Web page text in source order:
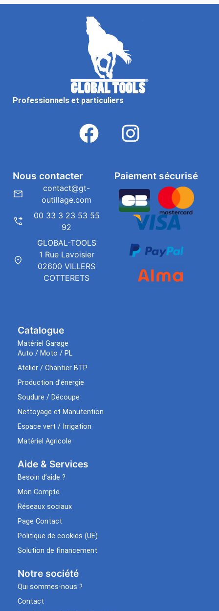
Professionnels et particuliers
Catalogue
Matériel Garage
Auto / Moto / PL
Atelier / Chantier BTP
Production d’énergie
Soudure / Découpe
Nettoyage et Manutention
Espace vert / Irrigation
Matériel Agricole
Aide & Services​
Besoin d’aide ?
Mon Compte
Réseaux sociaux
Page Contact
Politique de cookies (UE)
Solution de financement
Notre société
Qui sommes-nous ?
Contact
Paiement sécurisé
Nous contacter
contact@gt-
outillage.com
00 33 3 23 53 55
92
GLOBAL-TOOLS
1 Rue Lavoisier
02600 VILLERS
COTTERETS